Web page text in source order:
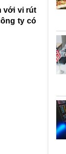
với vi rút
ty có